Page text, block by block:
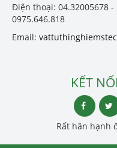
Điện thoại: 04.32005678 -
0975.646.818
Email:
KẾT
Rất hân hạnh